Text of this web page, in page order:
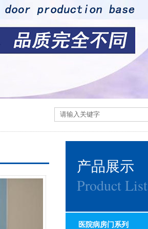
产品展示
Product List
医院病房门系列